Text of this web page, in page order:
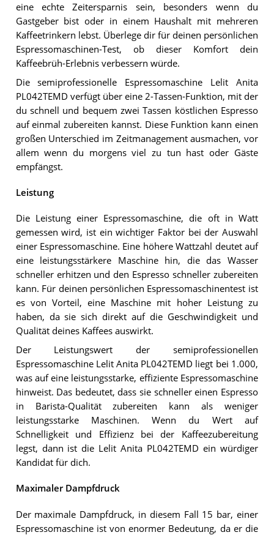
eine echte Zeitersparnis sein, besonders wenn du
Gastgeber bist oder in einem Haushalt mit mehreren
Kaffeetrinkern lebst. Überlege dir für deinen persönlichen
Espressomaschinen-Test, ob dieser Komfort dein
Kaffeebrüh-Erlebnis verbessern würde.
Die semiprofessionelle Espressomaschine Lelit Anita
PL042TEMD verfügt über eine 2-Tassen-Funktion, mit der
du schnell und bequem zwei Tassen köstlichen Espresso
auf einmal zubereiten kannst. Diese Funktion kann einen
großen Unterschied im Zeitmanagement ausmachen, vor
allem wenn du morgens viel zu tun hast oder Gäste
empfängst.
Leistung
Die Leistung einer Espressomaschine, die oft in Watt
gemessen wird, ist ein wichtiger Faktor bei der Auswahl
einer Espressomaschine. Eine höhere Wattzahl deutet auf
eine leistungsstärkere Maschine hin, die das Wasser
schneller erhitzen und den Espresso schneller zubereiten
kann. Für deinen persönlichen Espressomaschinentest ist
es von Vorteil, eine Maschine mit hoher Leistung zu
haben, da sie sich direkt auf die Geschwindigkeit und
Qualität deines Kaffees auswirkt.
Der Leistungswert der semiprofessionellen
Espressomaschine Lelit Anita PL042TEMD liegt bei 1.000,
was auf eine leistungsstarke, effiziente Espressomaschine
hinweist. Das bedeutet, dass sie schneller einen Espresso
in Barista-Qualität zubereiten kann als weniger
leistungsstarke Maschinen. Wenn du Wert auf
Schnelligkeit und Effizienz bei der Kaffeezubereitung
legst, dann ist die Lelit Anita PL042TEMD ein würdiger
Kandidat für dich.
Maximaler Dampfdruck
Der maximale Dampfdruck, in diesem Fall 15 bar, einer
Espressomaschine ist von enormer Bedeutung, da er die